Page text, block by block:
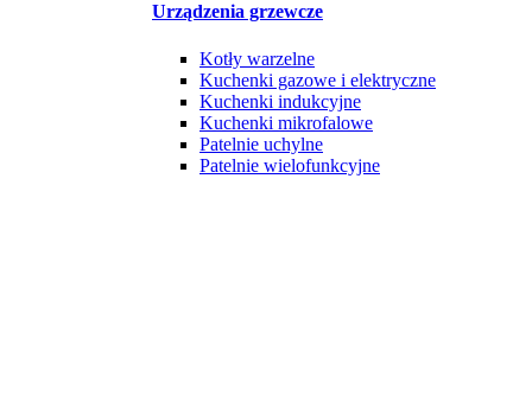
Urządzenia grzewcze
Kotły warzelne
Kuchenki gazowe i elektryczne
Kuchenki indukcyjne
Kuchenki mikrofalowe
Patelnie uchylne
Patelnie wielofunkcyjne